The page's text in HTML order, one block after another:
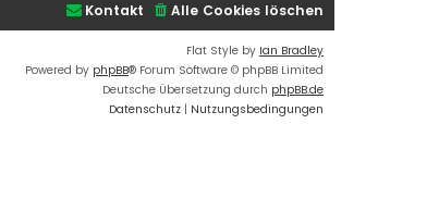
Alle Cookies löschen
Kontakt
Flat Style by Ian Bradley
Powered by phpBB® Forum Software © phpBB Limited
Deutsche Übersetzung durch phpBB.de
Datenschutz | Nutzungsbedingungen